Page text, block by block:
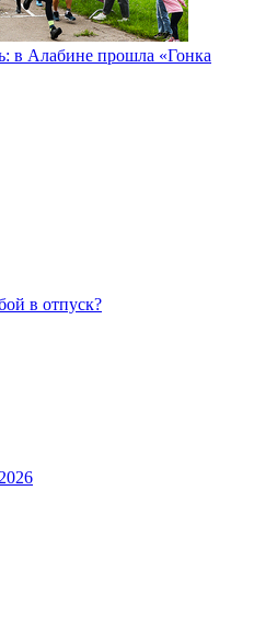
в Алабине прошла «Гонка
в отпуск?